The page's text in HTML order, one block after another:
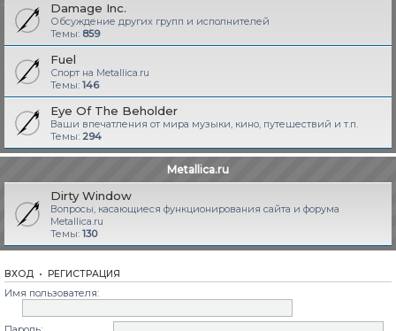
Damage Inc.
Обсуждение других групп и исполнителей
Темы: 859
Fuel
Спорт на Metallica.ru
Темы: 146
Eye Of The Beholder
Ваши впечатления от мира музыки, кино, путешествий и т.п.
Темы: 294
Metallica.ru
Dirty Window
Вопросы, касающиеся функционирования сайта и форума
Metallica.ru
Темы: 130
ВХОД • РЕГИСТРАЦИЯ
Имя пользователя: